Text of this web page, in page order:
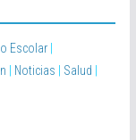
Escolar
Noticias Salud